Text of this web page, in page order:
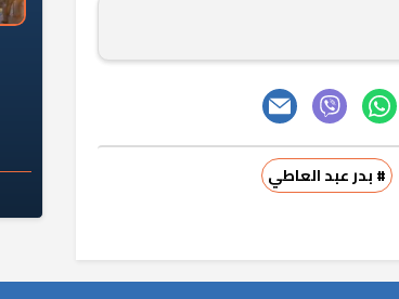
# بدر عبد العاطي
هل لماذا تخالف الشركات العقارية